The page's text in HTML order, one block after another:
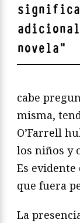
novela"
cabe
misma,
O’Farrell
los niños y
Es
que fuera
La